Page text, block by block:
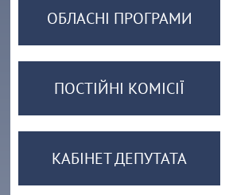
ОБЛАСНІ ПРОГРАМИ
ПОСТІЙНІ КОМІСІЇ
КАБІНЕТ ДЕПУТАТА